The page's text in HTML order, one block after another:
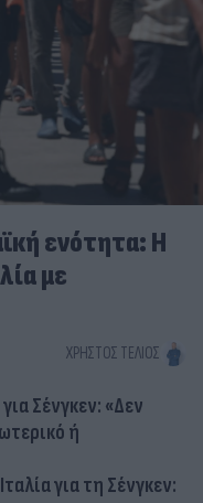
ενότητα: Η
με
ΧΡΉΣΤΟΣ ΤΈΛΙΟΣ
Σένγκεν: «Δεν
ή
για τη Σένγκεν: